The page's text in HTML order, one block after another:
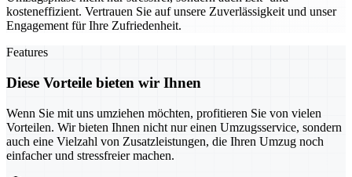
kosteneffizient. Vertrauen Sie auf unsere Zuverlässigkeit und unser
Engagement für Ihre Zufriedenheit.
Features
Diese Vorteile bieten wir Ihnen
Wenn Sie mit uns umziehen möchten, profitieren Sie von vielen
Vorteilen. Wir bieten Ihnen nicht nur einen Umzugsservice, sondern
auch eine Vielzahl von Zusatzleistungen, die Ihren Umzug noch
einfacher und stressfreier machen.